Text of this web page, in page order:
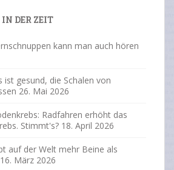
DER ZEIT
kann man auch hören
ist gesund, die Schalen von
26. Mai 2026
Radfahren erhöht das
Stimmt's? 18. April 2026
auf der Welt mehr Beine als
16. März 2026